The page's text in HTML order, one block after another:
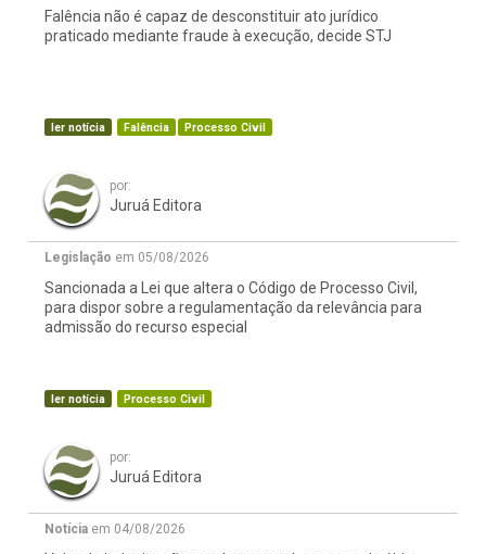
Falência não é capaz de desconstituir ato jurídico
praticado mediante fraude à execução, decide STJ
ler notícia Falência Processo Civil
por:
Juruá Editora
Legislação em 05/08/2026
Sancionada a Lei que altera o Código de Processo Civil,
para dispor sobre a regulamentação da relevância para
admissão do recurso especial
ler notícia Processo Civil
por:
Juruá Editora
Notícia em 04/08/2026